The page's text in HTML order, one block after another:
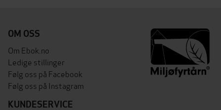
OM OSS
Om Ebok.no
Ledige stillinger
Følg oss på Facebook
Følg oss på Instagram
KUNDESERVICE